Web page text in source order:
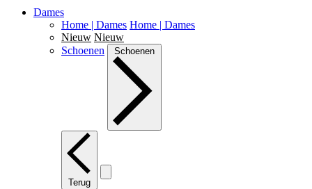
Dames
Home | Dames Home | Dames
Nieuw Nieuw
Schoenen
Schoenen
Terug